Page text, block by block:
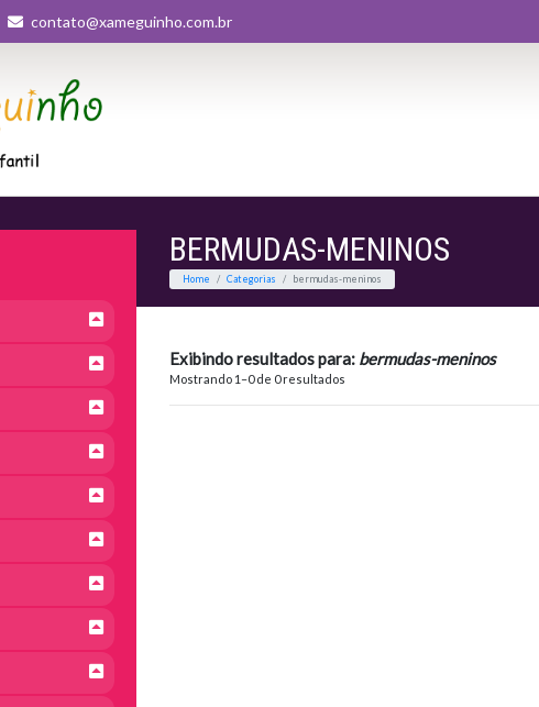
contato@xameguinho.com.br
BERMUDAS-MENINOS
Home Categorias bermudas-meninos
Exibindo resultados para: bermudas-meninos
Mostrando 1–0 de 0 resultados